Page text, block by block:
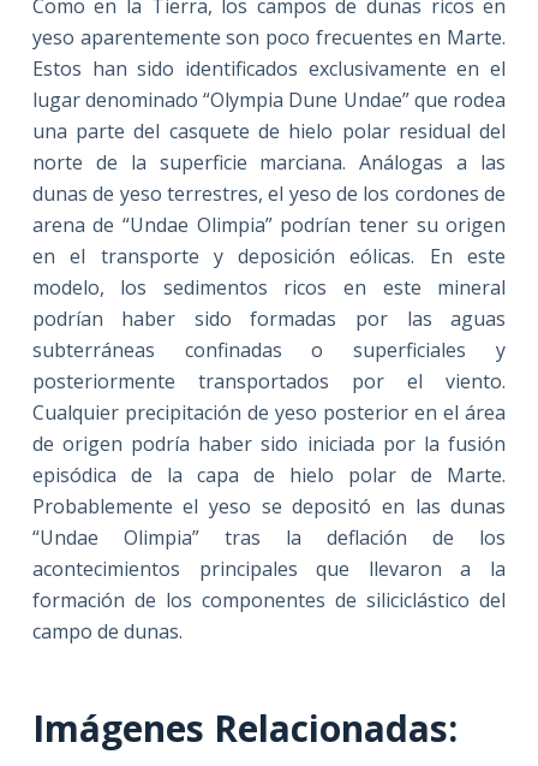
Como en la Tierra, los campos de dunas ricos en
yeso aparentemente son poco frecuentes en Marte.
Estos han sido identificados exclusivamente en el
lugar denominado “Olympia Dune Undae” que rodea
una parte del casquete de hielo polar residual del
norte de la superficie marciana. Análogas a las
dunas de yeso terrestres, el yeso de los cordones de
arena de “Undae Olimpia” podrían tener su origen
en el transporte y deposición eólicas. En este
modelo, los sedimentos ricos en este mineral
podrían haber sido formadas por las aguas
subterráneas confinadas o superficiales y
posteriormente transportados por el viento.
Cualquier precipitación de yeso posterior en el área
de origen podría haber sido iniciada por la fusión
episódica de la capa de hielo polar de Marte.
Probablemente el yeso se depositó en las dunas
“Undae Olimpia” tras la deflación de los
acontecimientos principales que llevaron a la
formación de los componentes de siliciclástico del
campo de dunas.
Imágenes Relacionadas: